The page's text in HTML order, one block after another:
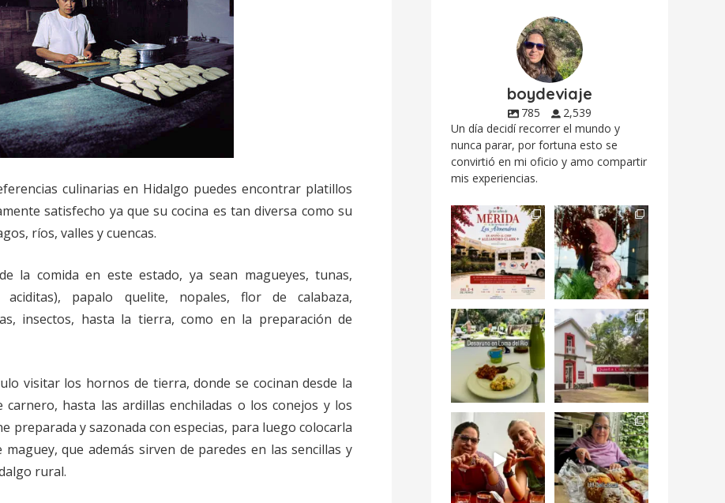
culinarias en Hidalgo puedes encontrar platillos
satisfecho ya que su cocina es tan diversa como su
ríos, valles y cuencas.
la comida en este estado, ya sean magueyes, tunas,
aciditas), papalo quelite, nopales, flor de calabaza,
insectos, hasta la tierra, como en la preparación de
visitar los hornos de tierra, donde se cocinan desde la
carnero, hasta las ardillas enchiladas o los conejos y los
preparada y sazonada con especias, para luego colocarla
que además sirven de paredes en las sencillas y
rural.
boydeviaje
785
2,539
Un día decidí recorrer el mundo y
nunca parar, por fortuna esto se
convirtió en mi oficio y amo compartir
mis experiencias.
Siempre me mueven
las causas y comer
con causa es...
12 0
Fuimos a celebrar a
mis dos #mamás
más cercanas mi...
17 0
Levantarse, escuchar
el río correr y sentir
el...
19 0
Esta
#NochedeMuseos
en la
#QuintaColorada
el...
12 0
¡Qué desayuno tan
increíble en
@LasQuinceLetras!...
28 3
Me tocó rosca de
Tagers un
restaurante de
Avenida...
50 10